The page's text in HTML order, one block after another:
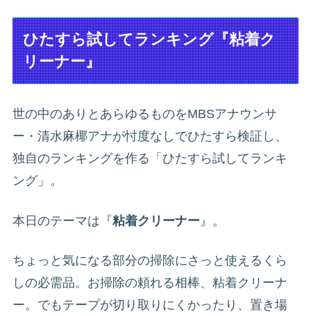
ひたすら試してランキング『粘着ク
リーナー』
世の中のありとあらゆるものをMBSアナウンサ
ー・清水麻椰アナが忖度なしでひたすら検証し、
独自のランキングを作る「ひたすら試してランキ
ング」。
本日のテーマは『粘着クリーナー 』。
ちょっと気になる部分の掃除にさっと使えるくら
しの必需品。お掃除の頼れる相棒、粘着クリーナ
ー。でもテープが切り取りにくかったり、置き場